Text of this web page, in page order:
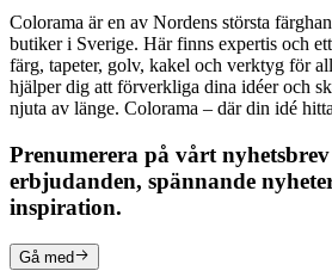
Colorama är en av Nordens största
butiker i Sverige. Här finns expertis och
färg, tapeter, golv, kakel och verktyg för
hjälper dig att förverkliga dina idéer och
njuta av länge. Colorama – där din idé
Prenumerera på vårt
erbjudanden, spännande
inspiration.
Gå med